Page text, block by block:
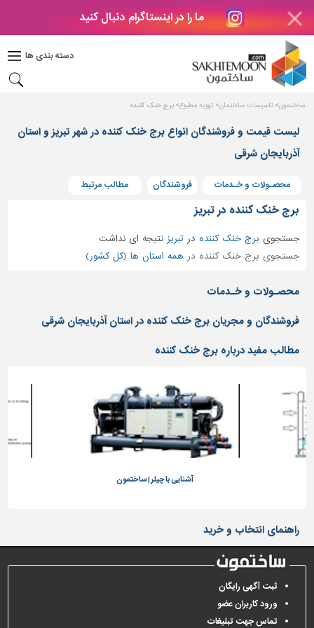
ما را در اینستاگرام دنبال کنید
دسته بندی ها
دکوراسیون
بتن
های
بتنی
درب
پنجره
مصالح
پله،
نرده
حفاظ
دیوارپوش،
و
سرویس
محوطه
سازی
و
نما
ساخت
و
ساز
ساختمون تاسیسات ساختمان تهویه مطبوع برج خنک کننده
لیست قیمت و فروشندگان انواع برج خنک کننده در شهر تبریز و استان
آذربایجان شرقی
محصـولات و خـدمات فروشندگان مطالب مرتبط
برج خنک کننده در تبریز
جستجوی برج خنک کننده درتبریز نتیجه ای نداشت
جستجوی برج خنک کننده در همه استان ها (کل کشور)
محصـولات و خـدمات
فروشندگان و مجریان برج خنک کننده در استان آذربایجان شرقی
مطالب مفید درباره برج خنک کننده
آشنایی با چیلر | ساختمون
راهنمای انتخاب و خرید
ثبت آگهی رایگان
ورود کاربران عضو
تماس جهت تبلیغات